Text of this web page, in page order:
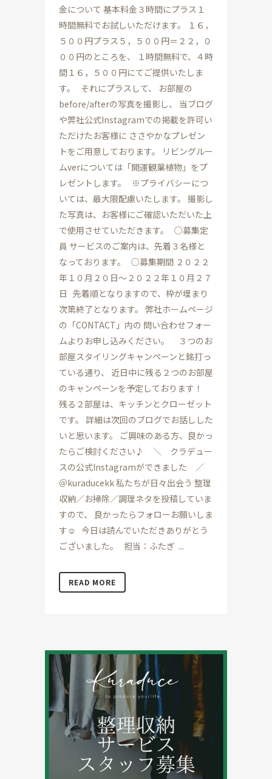
金について 基本料金３時間にプラス１
時間無料でお試しいただけます。 １６，
５００円プラス５，５００円＝２２，０
００円のところを、 １時間無料で、４時
間１６，５００円にてご提供いたしま
す。 それにプラスして、 お部屋の
before/afterの写真を撮影し、 当ブログ
や弊社公式Instagramでの掲載を許可い
ただけたお客様に ささやかなプレゼン
トをご用意しております。 リビングルー
ムverについては「開運観葉植物」をプ
レゼントします。 ※プライバシーにつ
いては、最大限配慮いたします。 撮影し
た写真は、お客様にご確認いただいた上
で使用させていただきます。 ○募集定
員 サービスのご案内は、先着３名様と
なっております。 ○募集期間 ２０２２
年１０月２０日～２０２２年１０月２７
日 先着順となりますので、枠が埋まり
次第終了となります。 弊社ホームページ
の「CONTACT」内の 問い合わせフォー
ムよりお申し込みください。 ３つのお
部屋スタイリングキャンペーンと銘打っ
ている通り、 近日中に残る２つのお部屋
のキャンペーンを予定しております！
残る２部屋は、キッチンとクローゼット
です。 詳細は次回のブログでお話しした
いと思います。 ご興味のある方、良かっ
たらご検討ください♪ ＼ クラデュー
スの公式Instagramができました ／
＠kuraducekk 私たちが日々出会う 整理
収納／お掃除／調理ネタを投稿していま
すので、 良かったらフォローお願いしま
す☺ 今日は読んでいただきありがとう
ございました。 担当：ふたぎ ...
READ MORE